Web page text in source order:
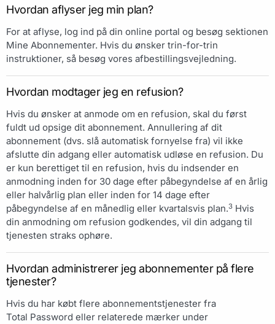
Hvordan aflyser jeg min plan?
For at aflyse, log ind på din online portal og besøg sektionen
Mine Abonnementer. Hvis du ønsker trin-for-trin
instruktioner, så besøg vores afbestillingsvejledning.
Hvordan modtager jeg en refusion?
Hvis du ønsker at anmode om en refusion, skal du først
fuldt ud opsige dit abonnement. Annullering af dit
abonnement (dvs. slå automatisk fornyelse fra) vil ikke
afslutte din adgang eller automatisk udløse en refusion. Du
er kun berettiget til en refusion, hvis du indsender en
anmodning inden for 30 dage efter påbegyndelse af en årlig
eller halvårlig plan eller inden for 14 dage efter
påbegyndelse af en månedlig eller kvartalsvis plan.3 Hvis
din anmodning om refusion godkendes, vil din adgang til
tjenesten straks ophøre.
Hvordan administrerer jeg abonnementer på flere
tjenester?
Hvis du har købt flere abonnementstjenester fra
Total Password eller relaterede mærker under